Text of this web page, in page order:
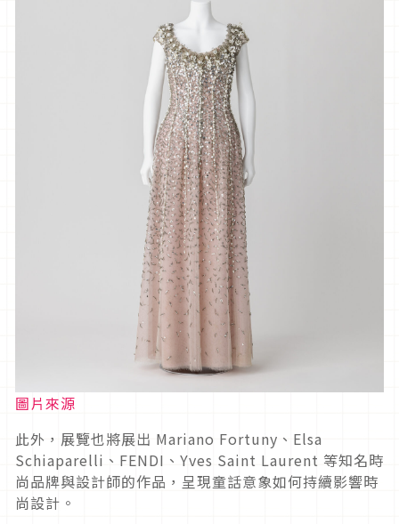
圖片來源
此外，展覽也將展出 Mariano Fortuny、Elsa
Schiaparelli、FENDI、Yves Saint Laurent 等知名時
尚品牌與設計師的作品，呈現童話意象如何持續影響時
尚設計。